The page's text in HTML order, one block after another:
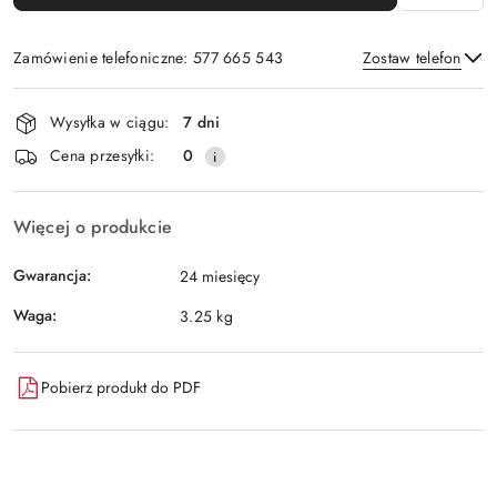
Zamówienie telefoniczne: 577 665 543 Zostaw telefon
Wyślij
Dostępność
i
dostawa
Wysyłka w ciągu:
7 dni
Cena przesyłki:
0
Więcej o produkcie
Gwarancja:
24 miesięcy
Waga:
3.25 kg
Pobierz produkt do PDF